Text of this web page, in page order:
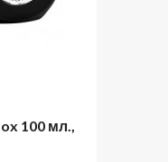
100 мл.,